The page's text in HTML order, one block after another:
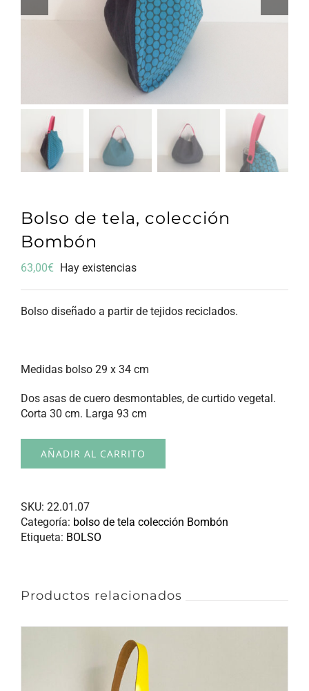
Bolso de tela, colección
Bombón
63,00€ Hay existencias
Bolso diseñado a partir de tejidos reciclados.
Medidas bolso 29 x 34 cm
Dos asas de cuero desmontables, de curtido vegetal.
Corta 30 cm. Larga 93 cm
AÑADIR AL CARRITO
SKU: 22.01.07
Categoría: bolso de tela colección Bombón
Etiqueta: BOLSO
Productos relacionados